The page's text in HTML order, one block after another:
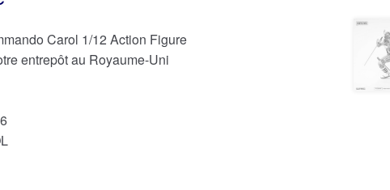
Carol 1/12 Action Figure
entrepôt au Royaume-Uni